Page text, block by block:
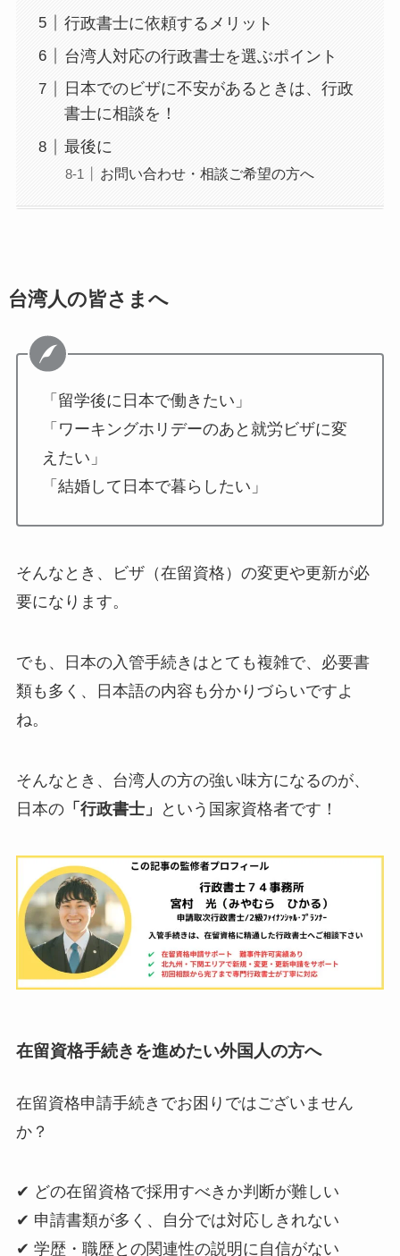
行政書士に依頼するメリット
台湾人対応の行政書士を選ぶポイント
日本でのビザに不安があるときは、行政
書士に相談を！
最後に
お問い合わせ・相談ご希望の方へ
台湾人の皆さまへ
「留学後に日本で働きたい」
「ワーキングホリデーのあと就労ビザに変
えたい」
「結婚して日本で暮らしたい」
そんなとき、ビザ（在留資格）の変更や更新が必
要になります。
でも、日本の入管手続きはとても複雑で、必要書
類も多く、日本語の内容も分かりづらいですよ
ね。
そんなとき、台湾人の方の強い味方になるのが、
日本の「行政書士」 という国家資格者です！
在留資格手続きを進めたい外国人の方へ
在留資格申請手続きでお困りではございません
か？
✔ どの在留資格で採用すべきか判断が難しい
✔ 申請書類が多く、自分では対応しきれない
✔ 学歴・職歴との関連性の説明に自信がない